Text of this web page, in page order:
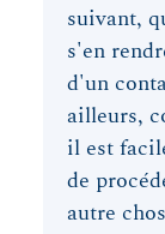
suivant,
s'en
d'un
ailleurs,
il est
de
autre